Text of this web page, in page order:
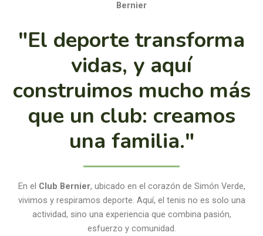
Bernier
"El deporte transforma
vidas, y aquí
construimos mucho más
que un club: creamos
una familia."
En el Club Bernier, ubicado en el corazón de Simón Verde,
vivimos y respiramos deporte. Aquí, el tenis no es solo una
actividad, sino una experiencia que combina pasión,
esfuerzo y comunidad.